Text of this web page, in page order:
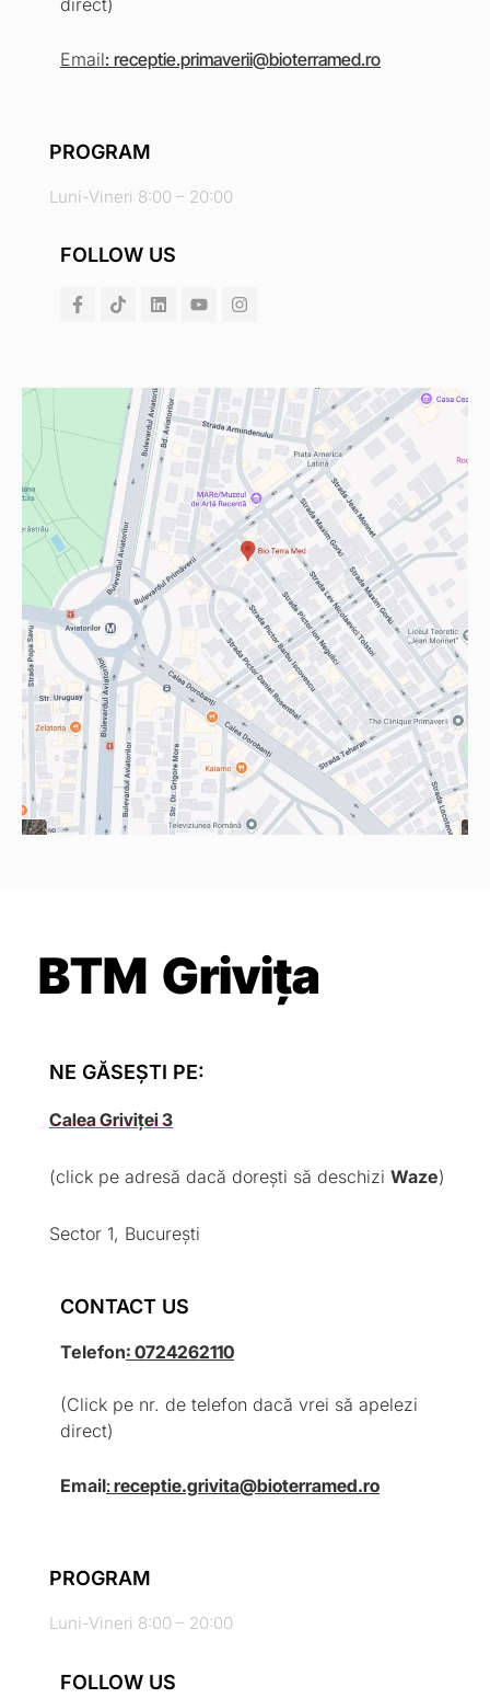
Email: receptie.primaverii@bioterramed.ro
PROGRAM
Luni-Vineri 8:00 – 20:00
FOLLOW US
BTM Grivița
NE GĂSEȘTI PE:
Calea Griviței 3
(click pe adresă dacă dorești să deschizi Waze)
Sector 1, București
CONTACT US
Telefon: 0724262110
(Click pe nr. de telefon dacă vrei să apelezi
direct)
Email: receptie.grivita@bioterramed.ro
PROGRAM
Luni-Vineri 8:00 – 20:00
FOLLOW US